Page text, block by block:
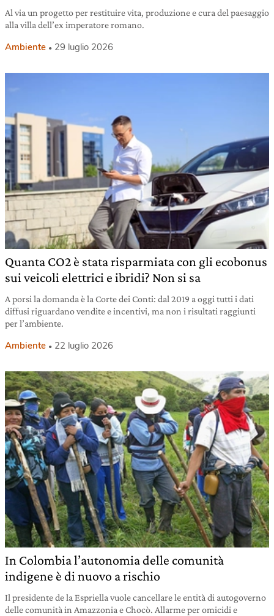
Al via un progetto per restituire vita, produzione e cura del paesaggio
alla villa dell’ex imperatore romano.
Ambiente 29 luglio 2026
Quanta CO2 è stata risparmiata con gli ecobonus
sui veicoli elettrici e ibridi? Non si sa
A porsi la domanda è la Corte dei Conti: dal 2019 a oggi tutti i dati
diffusi riguardano vendite e incentivi, ma non i risultati raggiunti
per l’ambiente.
Ambiente 22 luglio 2026
In Colombia l’autonomia delle comunità
indigene è di nuovo a rischio
Il presidente de la Espriella vuole cancellare le entità di autogoverno
delle comunità in Amazzonia e Chocò. Allarme per omicidi e